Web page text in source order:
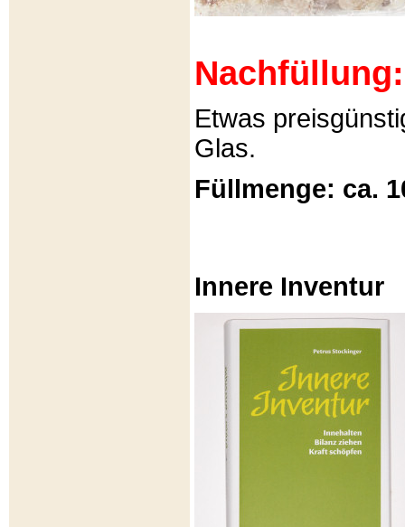
Etwas
Glas.
Füllmenge: ca.
Innere Inventur